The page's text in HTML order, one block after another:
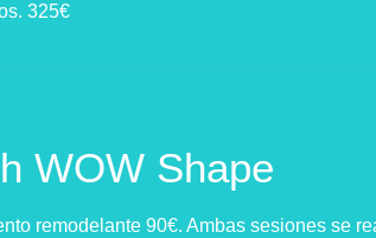
325€
WOW Shape
remodelante 90€. Ambas sesiones se